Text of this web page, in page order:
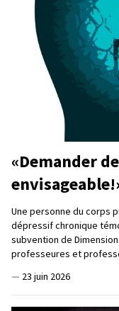
«Demander
Une personne du corps
dépressif chronique
subvention de
professeures et
— 23 juin 2026